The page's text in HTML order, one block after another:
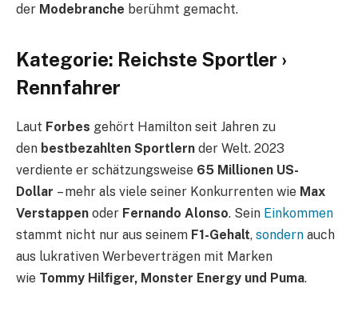
der Modebranche berühmt gemacht.
Kategorie: Reichste Sportler ›
Rennfahrer
Laut Forbes gehört Hamilton seit Jahren zu
den bestbezahlten Sportlern der Welt. 2023
verdiente er schätzungsweise 65 Millionen US-
Dollar – mehr als viele seiner Konkurrenten wie Max
Verstappen oder Fernando Alonso. Sein Einkommen
stammt nicht nur aus seinem F1-Gehalt, sondern auch
aus lukrativen Werbeverträgen mit Marken
wie Tommy Hilfiger, Monster Energy und Puma.